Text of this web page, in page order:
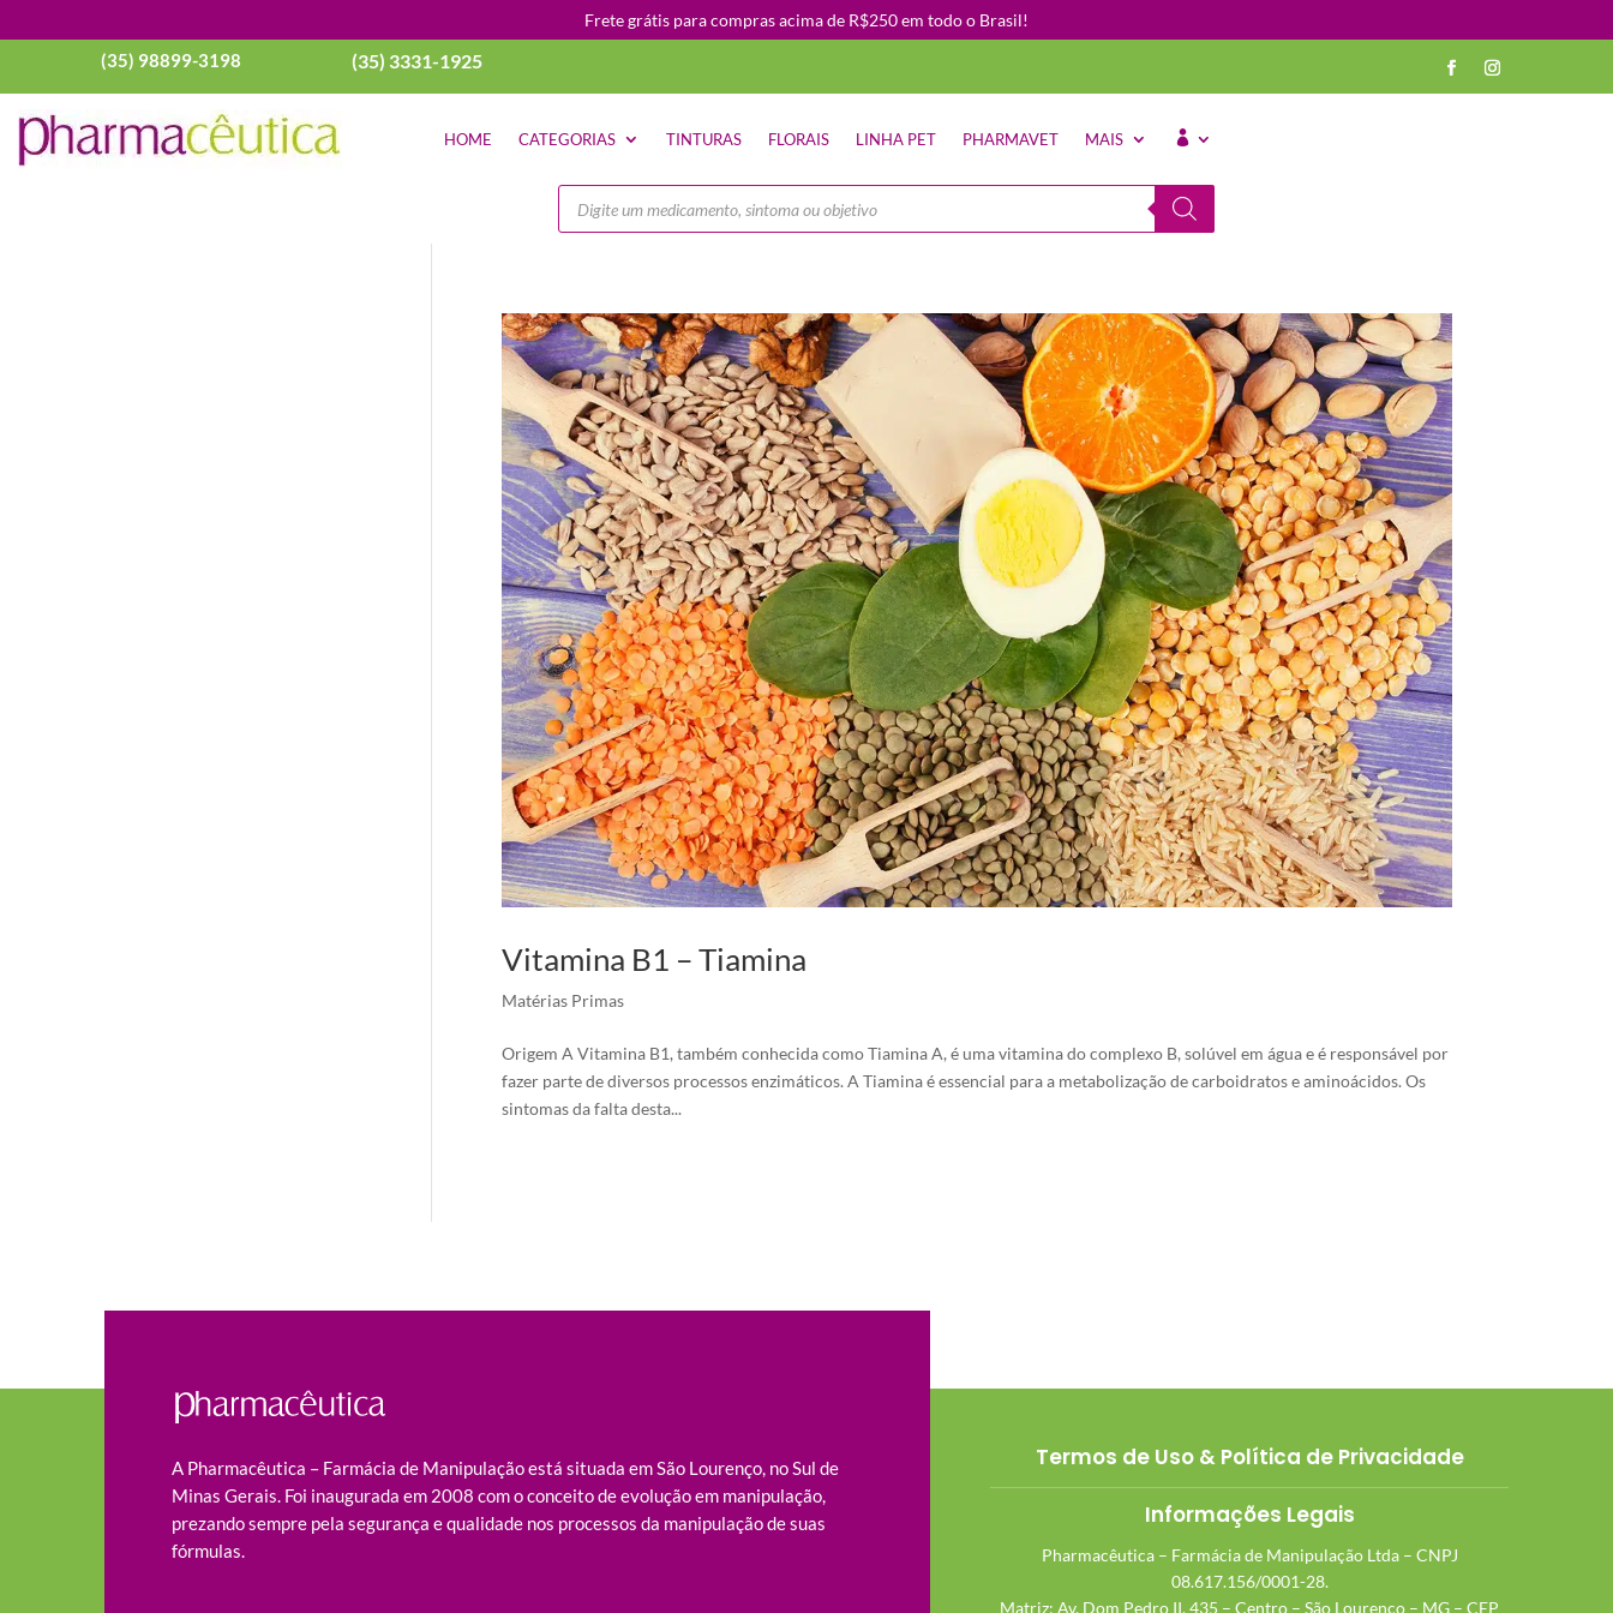
Frete grátis para compras acima de R$250 em todo o Brasil!
(35) 98899-3198 (35) 3331-1925
HOME CATEGORIAS TINTURAS FLORAIS LINHA PET PHARMAVET MAIS ⠀
Pesquisar
Vitamina B1 – Tiamina
Matérias Primas
Origem A Vitamina B1, também conhecida como Tiamina A, é uma vitamina do complexo B, solúvel em água e é responsável por
fazer parte de diversos processos enzimáticos. A Tiamina é essencial para a metabolização de carboidratos e aminoácidos. Os
sintomas da falta desta...
A Pharmacêutica – Farmácia de Manipulação está situada em São Lourenço, no Sul de
Minas Gerais. Foi inaugurada em 2008 com o conceito de evolução em manipulação,
prezando sempre pela segurança e qualidade nos processos da manipulação de suas
fórmulas.
Termos de Uso & Política de Privacidade
Informações Legais
Pharmacêutica – Farmácia de Manipulação Ltda – CNPJ
08.617.156/0001-28.
Matriz: Av. Dom Pedro II, 435 – Centro – São Lourenço – MG – CEP